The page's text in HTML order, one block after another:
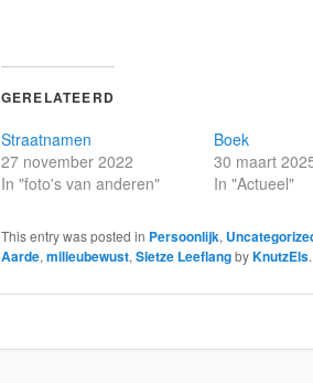
GERELATEERD
Straatnamen
27 november 2022
In "foto's van anderen"
Boek
30 maart
In "Actueel"
This entry was posted in Persoonlijk,
Aarde,milieubewust,Sietze LeeflangbyKnutzEls